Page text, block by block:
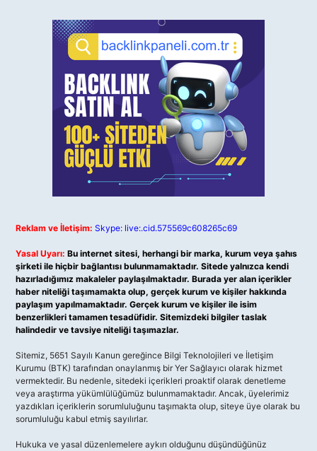
Reklam ve İletişim: Skype: live:.cid.575569c608265c69
Yasal Uyarı: Bu internet sitesi, herhangi bir marka, kurum veya şahıs
şirketi ile hiçbir bağlantısı bulunmamaktadır. Sitede yalnızca kendi
hazırladığımız makaleler paylaşılmaktadır. Burada yer alan içerikler
haber niteliği taşımamakta olup, gerçek kurum ve kişiler hakkında
paylaşım yapılmamaktadır. Gerçek kurum ve kişiler ile isim
benzerlikleri tamamen tesadüfidir. Sitemizdeki bilgiler taslak
halindedir ve tavsiye niteliği taşımazlar.
Sitemiz, 5651 Sayılı Kanun gereğince Bilgi Teknolojileri ve İletişim
Kurumu (BTK) tarafından onaylanmış bir Yer Sağlayıcı olarak hizmet
vermektedir. Bu nedenle, sitedeki içerikleri proaktif olarak denetleme
veya araştırma yükümlülüğümüz bulunmamaktadır. Ancak, üyelerimiz
yazdıkları içeriklerin sorumluluğunu taşımakta olup, siteye üye olarak bu
sorumluluğu kabul etmiş sayılırlar.
Hukuka ve yasal düzenlemelere aykırı olduğunu düşündüğünüz